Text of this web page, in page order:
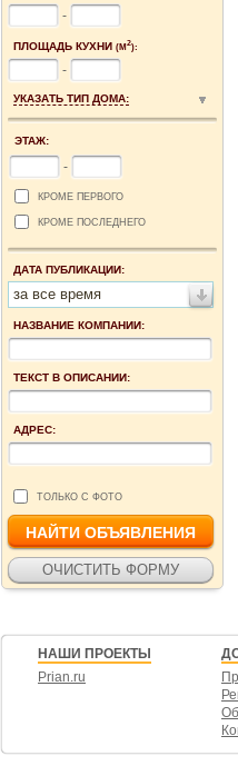
-
ПЛОЩАДЬ КУХНИ (М2):
-
УКАЗАТЬ ТИП ДОМА:
ЭТАЖ:
-
КРОМЕ ПЕРВОГО
КРОМЕ ПОСЛЕДНЕГО
ДАТА ПУБЛИКАЦИИ:
за все время
НАЗВАНИЕ КОМПАНИИ:
ТЕКСТ В ОПИСАНИИ:
АДРЕС:
ТОЛЬКО С ФОТО
НАШИ ПРОЕКТЫ
Prian.ru